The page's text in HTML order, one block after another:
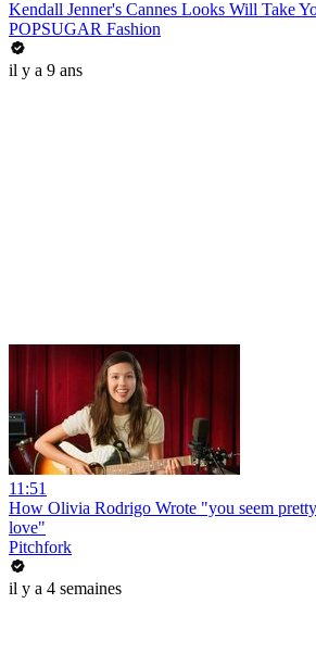
Kendall Jenner's Cannes Looks Will Take
POPSUGAR Fashion
il y a 9 ans
11:51
How Olivia Rodrigo Wrote "you seem
love"
Pitchfork
il y a 4 semaines